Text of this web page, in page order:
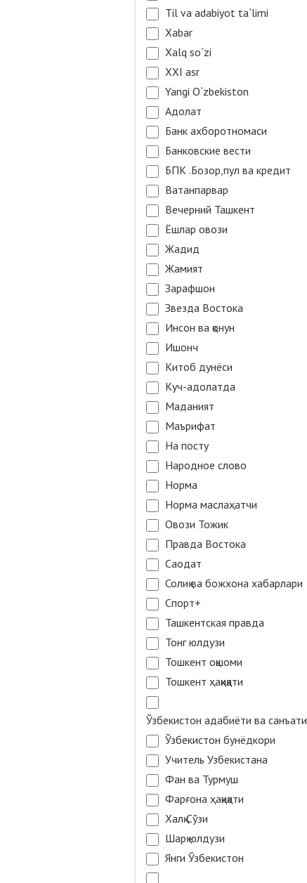
Til va adabiyot ta`limi
Xabar
Xalq so`zi
XXI asr
Yangi O`zbekiston
Адолат
Банк ахборотномаси
Банковские вести
БПК .Бозор,пул ва кредит
Ватанпарвар
Вечерний Ташкент
Ёшлар овози
Жадид
Жамият
Зарафшон
Звезда Востока
Инсон ва қонун
Ишонч
Китоб дунёси
Куч-адолатда
Маданият
Маърифат
На посту
Народное слово
Норма
Норма маслаҳатчи
Овози Тожик
Правда Востока
Саодат
Солиқ ва божхона хабарлари
Спорт+
Ташкентская правда
Тонг юлдузи
Тошкент оқшоми
Тошкент ҳақиқати
Ўзбекистон адабиёти ва санъати
Ўзбекистон бунёдкори
Учитель Узбекистана
Фан ва Турмуш
Фарғона ҳақиқати
Халқ Сўзи
Шарқ юлдузи
Янги Ўзбекистон